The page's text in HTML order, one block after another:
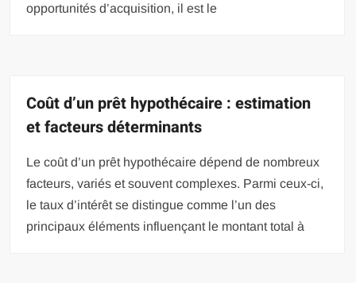
opportunités d’acquisition, il est le
Coût d’un prêt hypothécaire : estimation
et facteurs déterminants
Le coût d’un prêt hypothécaire dépend de nombreux
facteurs, variés et souvent complexes. Parmi ceux-ci,
le taux d’intérêt se distingue comme l’un des
principaux éléments influençant le montant total à